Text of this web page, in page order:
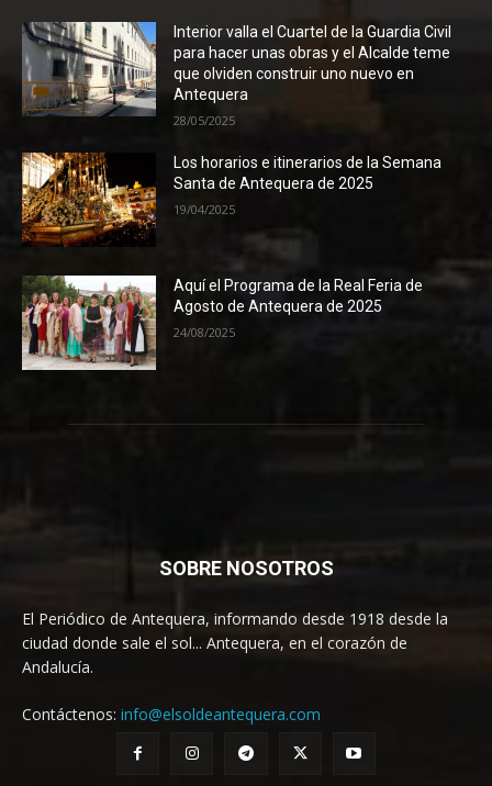
Interior valla el Cuartel de la Guardia Civil
para hacer unas obras y el Alcalde teme
que olviden construir uno nuevo en
Antequera
28/05/2025
Los horarios e itinerarios de la Semana
Santa de Antequera de 2025
19/04/2025
Aquí el Programa de la Real Feria de
Agosto de Antequera de 2025
24/08/2025
SOBRE NOSOTROS
El Periódico de Antequera, informando desde 1918 desde la
ciudad donde sale el sol... Antequera, en el corazón de
Andalucía.
Contáctenos: info@elsoldeantequera.com